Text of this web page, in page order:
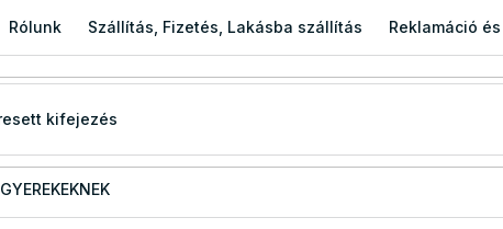
Rólunk Szállítás, Fizetés, Lakásba szállítás Reklamáció
GYEREKEKNEK